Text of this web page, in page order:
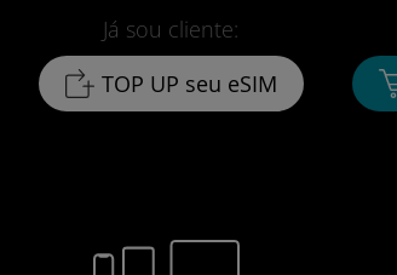
Já sou cliente:
TOP UP seu eSIM